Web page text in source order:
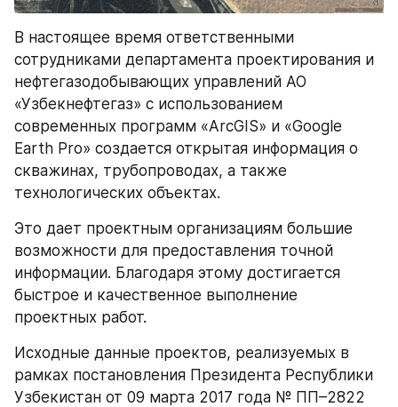
В настоящее время ответственными
сотрудниками департамента проектирования и
нефтегазодобывающих управлений АО
«Узбекнефтегаз» с использованием
современных программ «ArcGIS» и «Google
Earth Pro» создается открытая информация о
скважинах, трубопроводах, а также
технологических объектах.
Это дает проектным организациям большие
возможности для предоставления точной
информации. Благодаря этому достигается
быстрое и качественное выполнение
проектных работ.
Исходные данные проектов, реализуемых в
рамках постановления Президента Республики
Узбекистан от 09 марта 2017 года № ПП–2822